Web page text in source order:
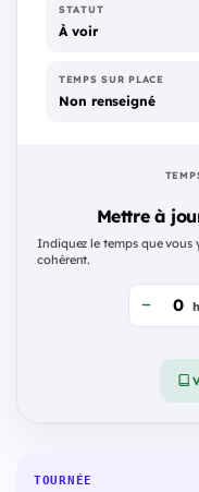
STATUT
À voir
TEMPS SUR PLACE
Non renseigné
Mettre à
Indiquez le temps que vous
cohérent.
h
TOURNÉE